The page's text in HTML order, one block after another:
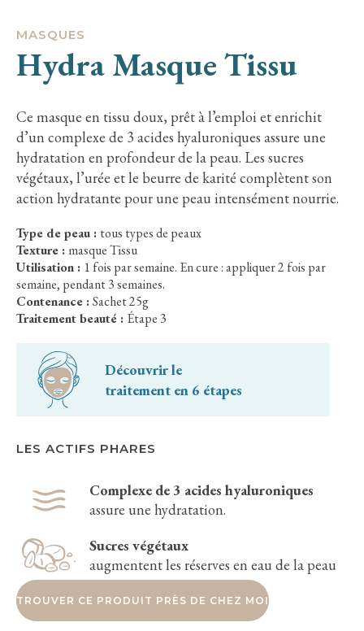
MASQUES
Hydra Masque Tissu
Ce masque en tissu doux, prêt à l’emploi et enrichit
d’un complexe de 3 acides hyaluroniques assure une
hydratation en profondeur de la peau. Les sucres
végétaux, l’urée et le beurre de karité complètent son
action hydratante pour une peau intensément nourrie.
Type de peau : tous types de peaux
Texture : masque Tissu
Utilisation : 1 fois par semaine. En cure : appliquer 2 fois par
semaine, pendant 3 semaines.
Contenance :Sachet 25g
Traitement beauté : Étape 3
Découvrir le
traitement en 6 étapes
LES ACTIFS PHARES
Complexe de 3 acides hyaluroniques
assure une hydratation.
Sucres végétaux
augmentent les réserves en eau de la peau
TROUVER CE PRODUIT PRÈS DE CHEZ MOI